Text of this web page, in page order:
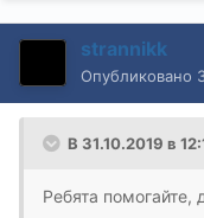
strannikk
Опубликовано
В 31.10.2019 в
Ребята помогайте,